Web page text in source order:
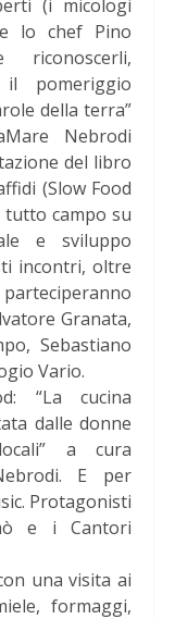
(i micologi
lo chef Pino
riconoscerli,
il pomeriggio
della terra”
Nebrodi
del libro
(Slow Food
tutto campo su
e sviluppo
incontri, oltre
Granata,
Sebastiano
Vario.
“La cucina
dalle donne
a cura
E per
Protagonisti
e i Cantori
una visita ai
formaggi,